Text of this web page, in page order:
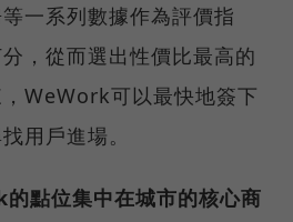
一系列數據作為評價指
，從而選出性價比最高的
WeWork可以最快地簽下
用戶進場。
點位集中在城市的核心商